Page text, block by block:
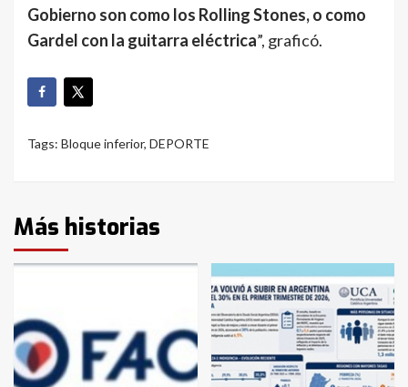
Gobierno son como los Rolling Stones, o como
Gardel con la guitarra eléctrica”, graficó.
Tags: Bloque inferior, DEPORTE
Más historias